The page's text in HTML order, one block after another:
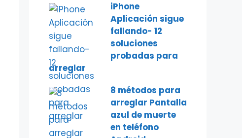
iPhone
Aplicación sigue
fallando- 12
soluciones
probadas para
arreglar
8 métodos para
arreglar Pantalla
azul de muerte
en teléfono